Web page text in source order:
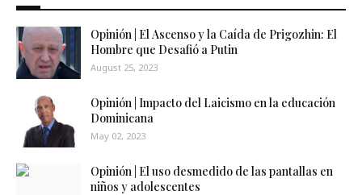
Opinión | El Ascenso y la Caída de Prigozhin: El
Hombre que Desafió a Putin
August 25, 2023
Opinión | Impacto del Laicismo en la educación
Dominicana
May 02, 2023
Opinión | El uso desmedido de las pantallas en
niños y adolescentes